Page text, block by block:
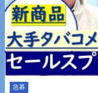
急募